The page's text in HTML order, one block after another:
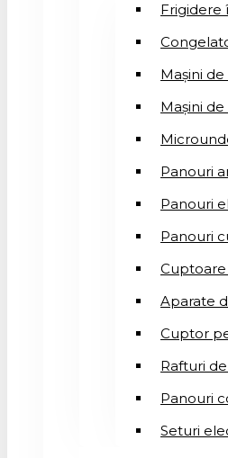
Frigidere
Mașini
Mașini
Panouri
Panouri
Panouri
Aparate
Cuptor
Rafturi
Panouri
Seturi